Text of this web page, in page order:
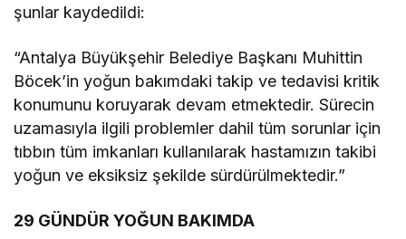
şunlar kaydedildi:
“Antalya Büyükşehir Belediye Başkanı Muhittin
Böcek’in yoğun bakımdaki takip ve tedavisi kritik
konumunu koruyarak devam etmektedir. Sürecin
uzamasıyla ilgili problemler dahil tüm sorunlar için
tıbbın tüm imkanları kullanılarak hastamızın takibi
yoğun ve eksiksiz şekilde sürdürülmektedir.”
29 GÜNDÜR YOĞUN BAKIMDA